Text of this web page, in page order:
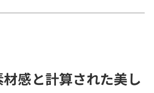
感と計算された美し